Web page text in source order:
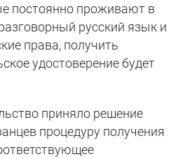
постоянно проживают в
русский язык и
права, получить
удостоверение будет
приняло решение
процедуру получения